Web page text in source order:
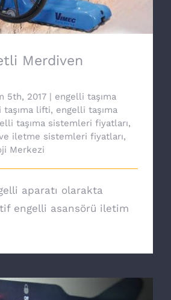
Merdiven
5th, 2017 | engelli taşıma
taşıma lifti, engelli taşıma
taşıma sistemleri fiyatları,
iletme sistemleri fiyatları,
Merkezi
aparatı olarakta
engelli asansörü iletim